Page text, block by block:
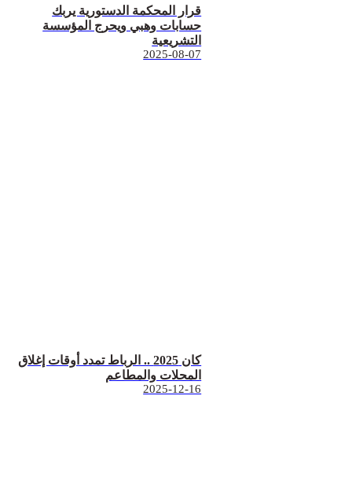
قرار المحكمة الدستورية يربك
حسابات وهبي ويحرج المؤسسة
التشريعية
2025-08-07
كان 2025 .. الرباط تمدد أوقات إغلاق
المحلات والمطاعم
2025-12-16